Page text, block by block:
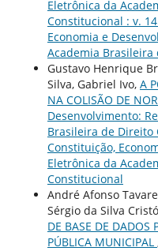
Eletrônica da
Constitucional : v.
Economia e
Academia
Gustavo Henrique
Silva, Gabriel Ivo, A
NA COLISÃO DE
Desenvolvimento:
Brasileira de Direito
Constituição,
Eletrônica da
Constitucional
André Afonso
Sérgio da Silva
DE BASE DE DADOS
PÚBLICA MUNICIPAL